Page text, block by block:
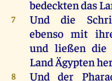
bedecktendas
7 Und die
ebenso mit
und ließen die
LandÄgypten
8 Und der